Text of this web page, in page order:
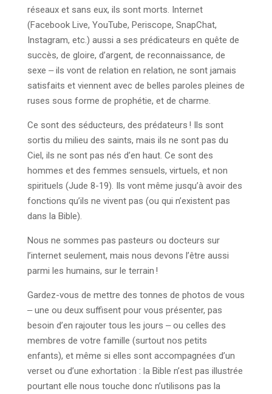
réseaux et sans eux, ils sont morts. Internet
(Facebook Live, YouTube, Periscope, SnapChat,
Instagram, etc.) aussi a ses prédicateurs en quête de
succès, de gloire, d’argent, de reconnaissance, de
sexe ‒ ils vont de relation en relation, ne sont jamais
satisfaits et viennent avec de belles paroles pleines de
ruses sous forme de prophétie, et de charme.
Ce sont des séducteurs, des prédateurs ! Ils sont
sortis du milieu des saints, mais ils ne sont pas du
Ciel, ils ne sont pas nés d’en haut. Ce sont des
hommes et des femmes sensuels, virtuels, et non
spirituels (Jude 8-19). Ils vont même jusqu’à avoir des
fonctions qu’ils ne vivent pas (ou qui n’existent pas
dans la Bible).
Nous ne sommes pas pasteurs ou docteurs sur
l’internet seulement, mais nous devons l’être aussi
parmi les humains, sur le terrain !
Gardez-vous de mettre des tonnes de photos de vous
‒ une ou deux suffisent pour vous présenter, pas
besoin d’en rajouter tous les jours ‒ ou celles des
membres de votre famille (surtout nos petits
enfants), et même si elles sont accompagnées d’un
verset ou d’une exhortation : la Bible n’est pas illustrée
pourtant elle nous touche donc n’utilisons pas la